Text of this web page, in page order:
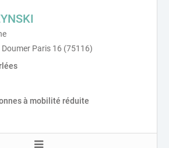
Doumer Paris 16 (75116)
à mobilité réduite